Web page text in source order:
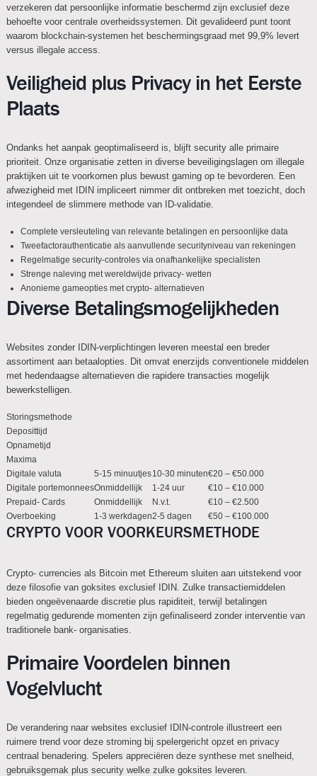
verzekeren dat persoonlijke informatie beschermd zijn exclusief deze
behoefte voor centrale overheidssystemen. Dit gevalideerd punt toont
waarom blockchain-systemen het beschermingsgraad met 99,9% levert
versus illegale access.
Veiligheid plus Privacy in het Eerste
Plaats
Ondanks het aanpak geoptimaliseerd is, blijft security alle primaire
prioriteit. Onze organisatie zetten in diverse beveiligingslagen om illegale
praktijken uit te voorkomen plus bewust gaming op te bevorderen. Een
afwezigheid met IDIN impliceert nimmer dit ontbreken met toezicht, doch
integendeel de slimmere methode van ID-validatie.
Complete versleuteling van relevante betalingen en persoonlijke data
Tweefactorauthenticatie als aanvullende securityniveau van rekeningen
Regelmatige security-controles via onafhankelijke specialisten
Strenge naleving met wereldwijde privacy- wetten
Anonieme gameopties met crypto- alternatieven
Diverse Betalingsmogelijkheden
Websites zonder IDIN-verplichtingen leveren meestal een breder
assortiment aan betaalopties. Dit omvat enerzijds conventionele middelen
met hedendaagse alternatieven die rapidere transacties mogelijk
bewerkstelligen.
Storingsmethode
Deposittijd
Opnametijd
Maxima
Digitale valuta
5-15 minuutjes10-30 minuten€20 – €50.000
Digitale portemonneesOnmiddellijk 1-24 uur
€10 – €10.000
Prepaid- Cards
Onmiddellijk N.v.t.
€10 – €2.500
Overboeking
1-3 werkdagen2-5 dagen €50 – €100.000
CRYPTO VOOR VOORKEURSMETHODE
Crypto- currencies als Bitcoin met Ethereum sluiten aan uitstekend voor
deze filosofie van goksites exclusief IDIN. Zulke transactiemiddelen
bieden ongeëvenaarde discretie plus rapiditeit, terwijl betalingen
regelmatig gedurende momenten zijn gefinaliseerd zonder interventie van
traditionele bank- organisaties.
Primaire Voordelen binnen
Vogelvlucht
De verandering naar websites exclusief IDIN-controle illustreert een
ruimere trend voor deze stroming bij spelergericht opzet en privacy
centraal benadering. Spelers appreciëren deze synthese met snelheid,
gebruiksgemak plus security welke zulke goksites leveren.